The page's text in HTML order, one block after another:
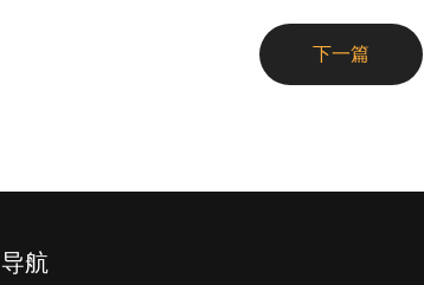
下一篇
导航